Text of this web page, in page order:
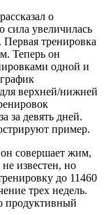
о
сила увеличилась
Первая тренировка
Теперь он
одной и
верхней/нижней
за девять дней.
пример.
совершает жим,
известен, но
до 11460
трех недель.
продуктивный